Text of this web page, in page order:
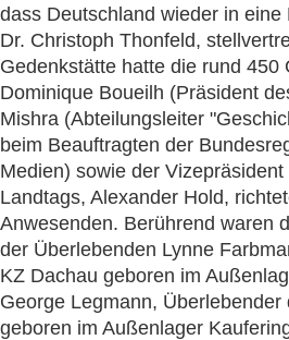
dass Deutschland wieder in
Dr. Christoph Thonfeld,
Gedenkstätte hatte die rund 450
Dominique Boueilh (Präsident
Mishra (Abteilungsleiter
beim Beauftragten der
Medien) sowie der
Landtags, Alexander Hold,
Anwesenden. Berührend waren
der Überlebenden Lynne
KZ Dachau geboren im
George Legmann, Überlebender
geboren im Außenlager